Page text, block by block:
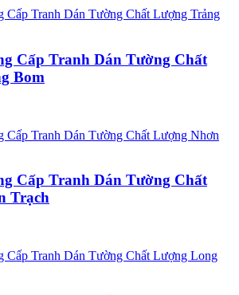
Cấp Tranh Dán Tường Chất
Bom
Cấp Tranh Dán Tường Chất
Trạch